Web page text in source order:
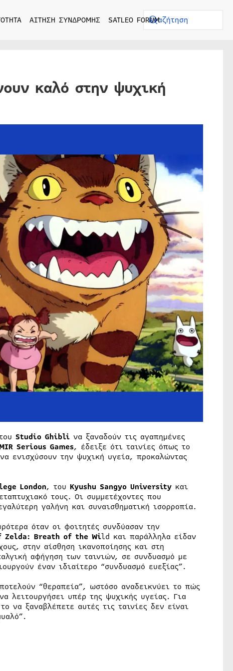
ΑΙΤΗΣΗ ΣΥΝΔΡΟΜΗΣ SATLEO FORUM
καλό στην ψυχική
Studio Ghibliνα ξαναδούν τις αγαπημένες
Serious Games, έδειξε ότι ταινίες όπως το
ενισχύσουν την ψυχική υγεία, προκαλώντας
London, του Kyushu Sangyo Universityκαι
τους. Οι συμμετέχοντες που
γαλήνη και συναισθηματική ισορροπία.
όταν οι φοιτητές συνδύασαν την
Zelda: Breath of the Wild και παράλληλα είδαν
στην αίσθηση ικανοποίησης και στη
αφήγηση των ταινιών, σε συνδυασμό με
έναν ιδιαίτερο “συνδυασμό ευεξίας”.
“θεραπεία”, ωστόσο αναδεικνύει το πώς
λειτουργήσει υπέρ της ψυχικής υγείας. Για
ξαναβλέπετε αυτές τις ταινίες δεν είναι